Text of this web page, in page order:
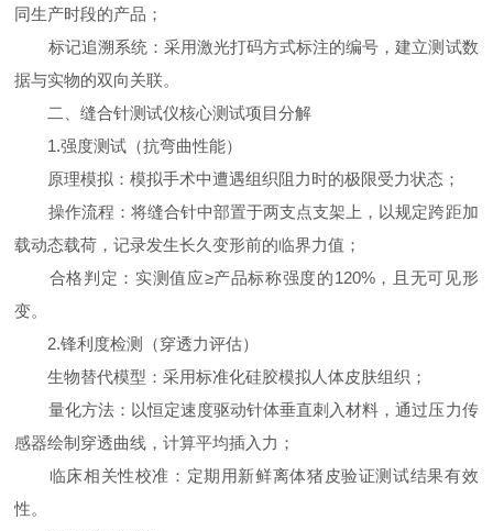
同生产时段的产品；
标记追溯系统：采用激光打码方式标注的编号，建立测试数
据与实物的双向关联。
二、缝合针测试仪核心测试项目分解
1.强度测试（抗弯曲性能）
原理模拟：模拟手术中遭遇组织阻力时的极限受力状态；
操作流程：将缝合针中部置于两支点支架上，以规定跨距加
载动态载荷，记录发生长久变形前的临界力值；
合格判定：实测值应≥产品标称强度的120%，且无可见形
变。
2.锋利度检测（穿透力评估）
生物替代模型：采用标准化硅胶模拟人体皮肤组织；
量化方法：以恒定速度驱动针体垂直刺入材料，通过压力传
感器绘制穿透曲线，计算平均插入力；
临床相关性校准：定期用新鲜离体猪皮验证测试结果有效
性。